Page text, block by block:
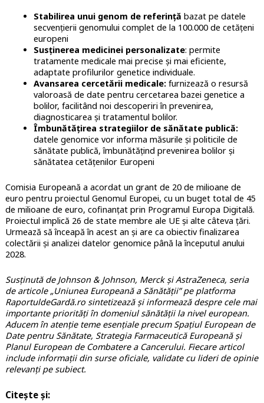
Stabilirea unui genom de referință bazat pe datele
secvențierii genomului complet de la 100.000 de cetățeni
europeni
Susținerea medicinei personalizate: permite
tratamente medicale mai precise și mai eficiente,
adaptate profilurilor genetice individuale.
Avansarea cercetării medicale: furnizează o resursă
valoroasă de date pentru cercetarea bazei genetice a
bolilor, facilitând noi descoperiri în prevenirea,
diagnosticarea și tratamentul bolilor.
Îmbunătățirea strategiilor de sănătate publică:
datele genomice vor informa măsurile și politicile de
sănătate publică, îmbunătățind prevenirea bolilor și
sănătatea cetățenilor Europeni
Comisia Europeană a acordat un grant de 20 de milioane de
euro pentru proiectul Genomul Europei, cu un buget total de 45
de milioane de euro, cofinanțat prin Programul Europa Digitală.
Proiectul implică 26 de state membre ale UE și alte câteva țări.
Urmează să înceapă în acest an și are ca obiectiv finalizarea
colectării și analizei datelor genomice până la începutul anului
2028.
Susținută de Johnson & Johnson, Merck și AstraZeneca, seria
de articole „Uniunea Europeană a Sănătății” pe platforma
RaportuldeGardă.ro sintetizează și informează despre cele mai
importante priorități în domeniul sănătății la nivel european.
Aducem în atenție teme esențiale precum Spațiul European de
Date pentru Sănătate, Strategia Farmaceutică Europeană și
Planul European de Combatere a Cancerului. Fiecare articol
include informații din surse oficiale, validate cu lideri de opinie
relevanți pe subiect.
Citește și: